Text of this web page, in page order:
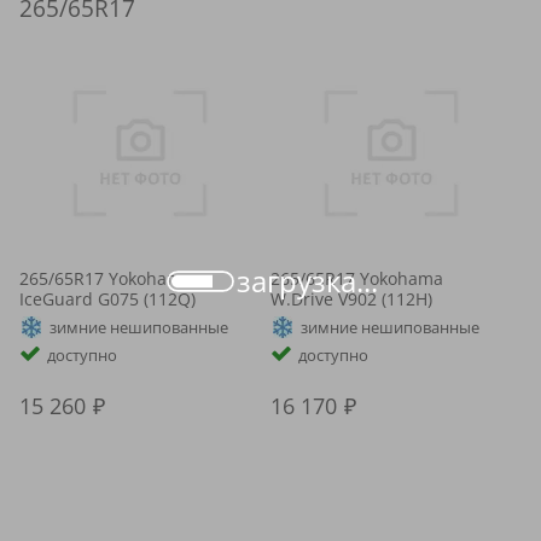
загрузка...
265/65R17
265/65R17 Yokohama
IceGuard G075 (112Q)
зимние нешипованные
доступно
15 260
265/65R17 Yokohama
W.Drive V902 (112H)
зимние нешипованные
доступно
16 170